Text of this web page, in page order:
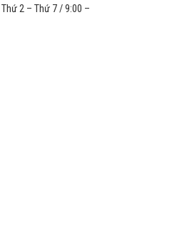
Thứ 2 – Thứ 7 / 9:00 –